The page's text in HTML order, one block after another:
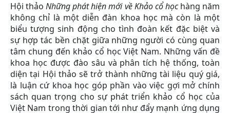
Hội thảoNhững phát hiện mới về Khảo cổ họchàng năm
không chỉ là một diễn đàn khoa học mà còn là một
biểu tượng sinh động cho tình đoàn kết đặc biệt và
sự hợp tác bền chặt giữa những người có cùng quan
tâm chung đến khảo cổ học Việt Nam. Những vấn đề
khoa học được đào sâu và phân tích hệ thống, toàn
diện tại Hội thảo sẽ trở thành những tài liệu quý giá,
là luận cứ khoa học góp phần vào việc gợi mở chính
sách quan trọng cho sự phát triển khảo cổ học của
Việt Nam trong thời gian tới như đẩy mạnh ứng dụng